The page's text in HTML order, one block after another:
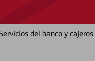
del banco y